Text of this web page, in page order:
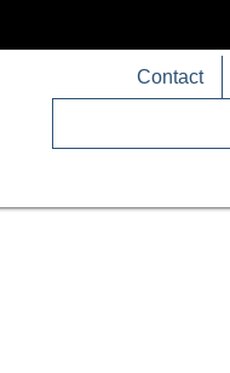
Contact